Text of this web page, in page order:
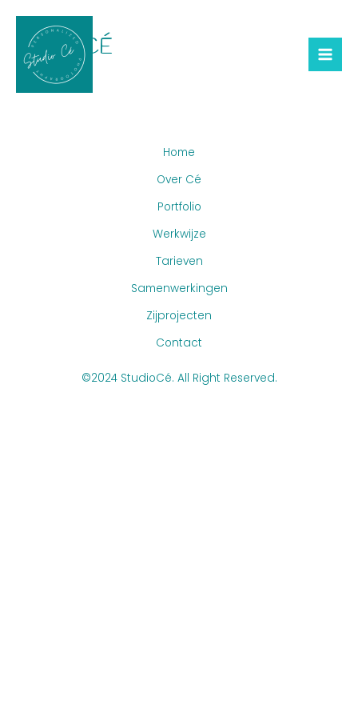
ContentOVER CÉ
Home
Over Cé
Portfolio
Werkwijze
Tarieven
Samenwerkingen
Zijprojecten
Contact
©2024 StudioCé. All Right Reserved.